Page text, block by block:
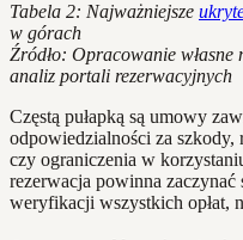
Tabela 2: Najważniejsze
w górach
Źródło: Opracowanie
analiz portali rezerwacyjnych
Częstą pułapką są umowy
odpowiedzialności za
czy ograniczenia w
rezerwacja powinna
weryfikacji wszystkich opłat,